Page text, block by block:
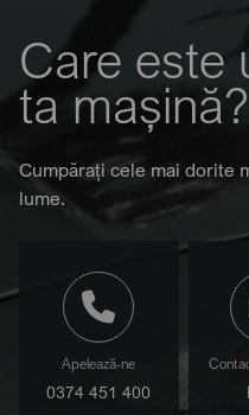
Care este
ta mașină?
Cumpărați cele mai dorite
lume.
Apelează-ne
0374 451 400